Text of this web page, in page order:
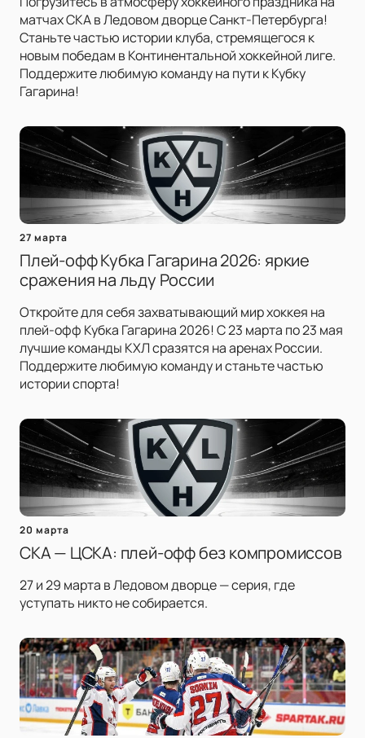
матчах СКА в Ледовом дворце Санкт-Петербурга!
Станьте частью истории клуба, стремящегося к
новым победам в Континентальной хоккейной лиге.
Поддержите любимую команду на пути к Кубку
Гагарина!
27 марта
Плей-офф Кубка Гагарина 2026: яркие
сражения на льду России
Откройте для себя захватывающий мир хоккея на
плей-офф Кубка Гагарина 2026! С 23 марта по 23 мая
лучшие команды КХЛ сразятся на аренах России.
Поддержите любимую команду и станьте частью
истории спорта!
20 марта
СКА — ЦСКА: плей-офф без компромиссов
27 и 29 марта в Ледовом дворце — серия, где
уступать никто не собирается.